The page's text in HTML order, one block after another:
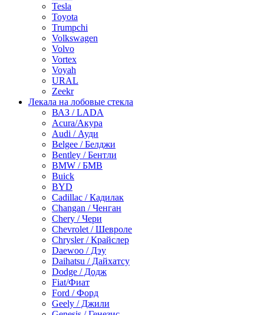
Tesla
Toyota
Trumpchi
Volkswagen
Volvo
Vortex
Voyah
URAL
Zeekr
Лекала на лобовые стекла
ВАЗ / LADA
Acura/Акура
Audi / Ауди
Belgee / Белджи
Bentley / Бентли
BMW / БМВ
Buick
BYD
Cadillac / Кадилак
Changan / Ченган
Chery / Чери
Chevrolet / Шевроле
Chrysler / Крайслер
Daewoo / Дэу
Daihatsu / Дайхатсу
Dodge / Додж
Fiat/Фиат
Ford / Форд
Geely / Джили